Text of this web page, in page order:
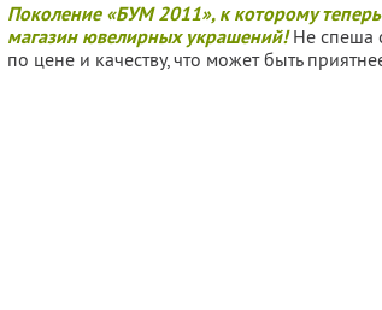
Поколение «БУМ 2011», к которому
магазин ювелирных украшений!Не спеша
по цене и качеству, что может быть